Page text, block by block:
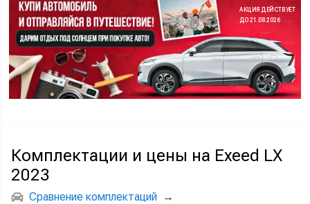
АКЦИЯ ДЕЙСТВУЕТ
ДО 21.08.2026
Комплектации и цены на Exeed LX
2023
Сравнение комплектаций →